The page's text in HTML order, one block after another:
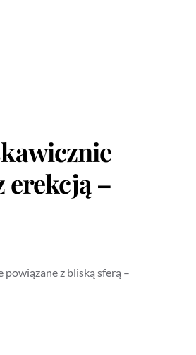
erekcją –
z bliską sferą –